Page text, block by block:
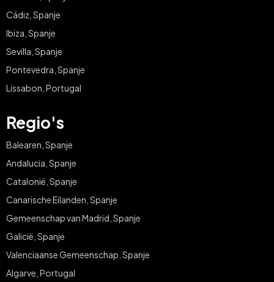
Tenerife, Spanje
Cádiz, Spanje
Ibiza, Spanje
Sevilla, Spanje
Pontevedra, Spanje
Regio's
Balearen, Spanje
Andalucia, Spanje
Catalonië, Spanje
Canarische Eilanden, Spanje
Gemeenschap van Madrid, Spanje
Galicië, Spanje
Valenciaanse Gemeenschap, Spanje